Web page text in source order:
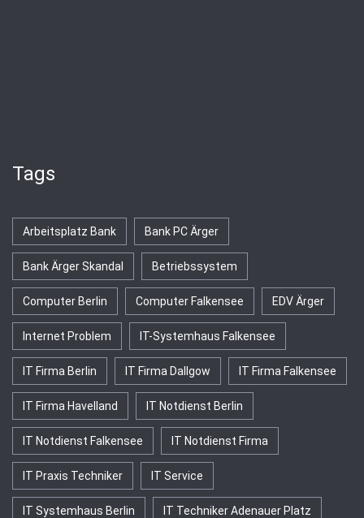
Tags
Arbeitsplatz Bank Bank PC Ärger
Bank Ärger Skandal Betriebssystem
Computer Berlin Computer Falkensee EDV Ärger
Internet Problem IT-Systemhaus Falkensee
IT Firma Berlin IT Firma Dallgow IT Firma Falkensee
IT Firma Havelland IT Notdienst Berlin
IT Notdienst Falkensee IT Notdienst Firma
IT Praxis Techniker IT Service
IT Systemhaus Berlin IT Techniker Adenauer Platz